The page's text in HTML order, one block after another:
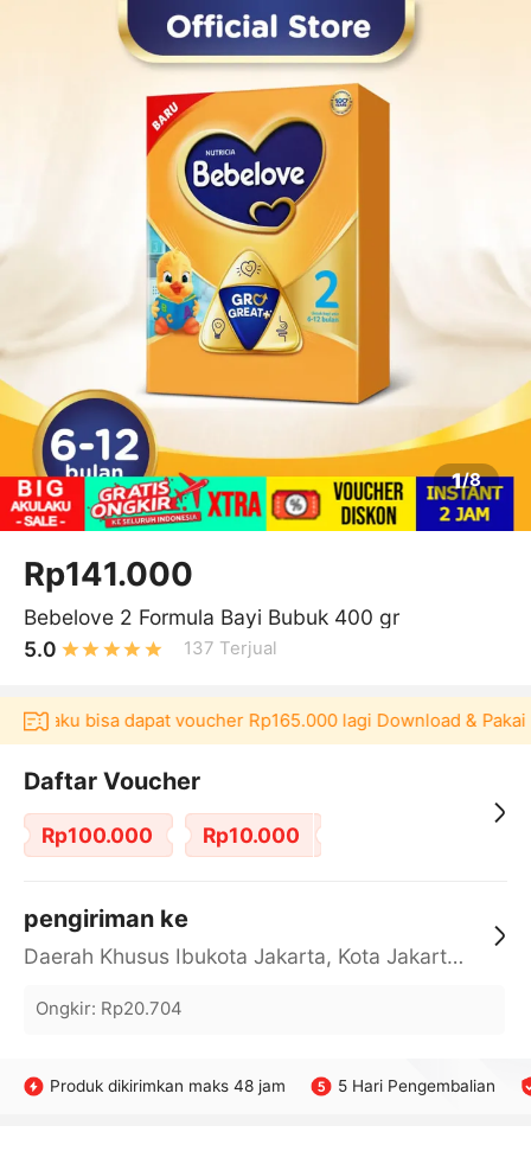
1/8
Rp141.000
Bebelove 2 Formula Bayi Bubuk 400 gr
5.0
137 Terjual
bisa dapat voucher Rp165.000 lagi Download & Pakai！
Daftar Voucher
Rp100.000 Rp10.000
pengiriman ke
Daerah Khusus Ibukota Jakarta, Kota Jakarta Barat, Cengkareng, yy
Ongkir: Rp20.704
Produk dikirimkan maks 48 jam 5 Hari Pengembalian